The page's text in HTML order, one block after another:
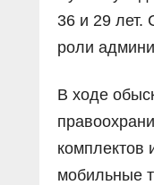
36 и 29 лет.
роли
В ходе
комплектов
мобильные